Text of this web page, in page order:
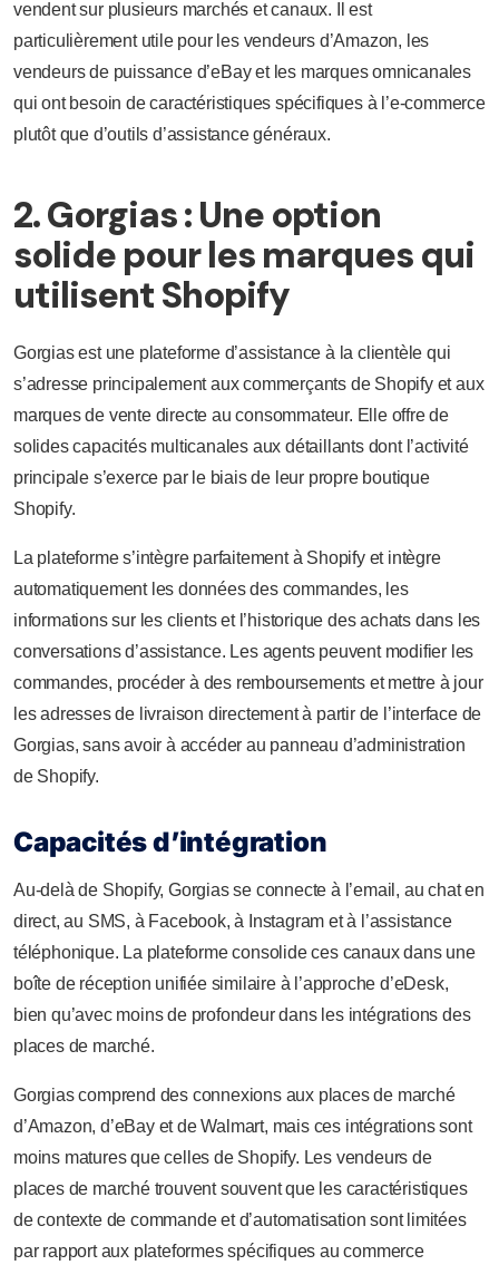
vendent sur plusieurs marchés et canaux. Il est
particulièrement utile pour les vendeurs d’Amazon, les
vendeurs de puissance d’eBay et les marques omnicanales
qui ont besoin de caractéristiques spécifiques à l’e-commerce
plutôt que d’outils d’assistance généraux.
2. Gorgias : Une option
solide pour les marques qui
utilisent Shopify
Gorgias est une plateforme d’assistance à la clientèle qui
s’adresse principalement aux commerçants de Shopify et aux
marques de vente directe au consommateur. Elle offre de
solides capacités multicanales aux détaillants dont l’activité
principale s’exerce par le biais de leur propre boutique
Shopify.
La plateforme s’intègre parfaitement à Shopify et intègre
automatiquement les données des commandes, les
informations sur les clients et l’historique des achats dans les
conversations d’assistance. Les agents peuvent modifier les
commandes, procéder à des remboursements et mettre à jour
les adresses de livraison directement à partir de l’interface de
Gorgias, sans avoir à accéder au panneau d’administration
de Shopify.
Capacités d’intégration
Au-delà de Shopify, Gorgias se connecte à l’email, au chat en
direct, au SMS, à Facebook, à Instagram et à l’assistance
téléphonique. La plateforme consolide ces canaux dans une
boîte de réception unifiée similaire à l’approche d’eDesk,
bien qu’avec moins de profondeur dans les intégrations des
places de marché.
Gorgias comprend des connexions aux places de marché
d’Amazon, d’eBay et de Walmart, mais ces intégrations sont
moins matures que celles de Shopify. Les vendeurs de
places de marché trouvent souvent que les caractéristiques
de contexte de commande et d’automatisation sont limitées
par rapport aux plateformes spécifiques au commerce